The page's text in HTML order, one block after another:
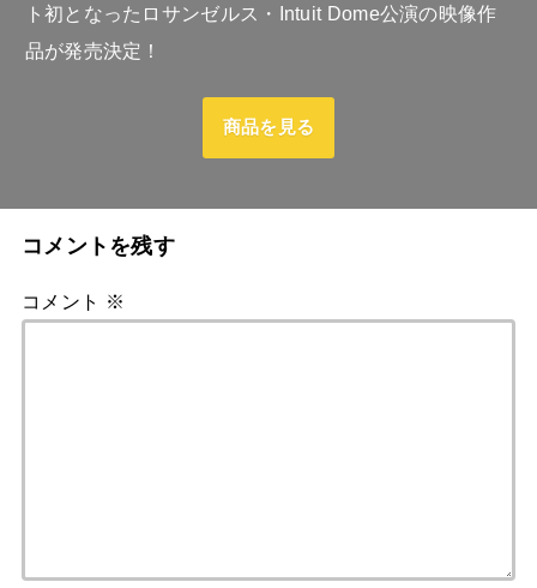
ト初となったロサンゼルス・Intuit Dome公演の映像作
品が発売決定！
商品を見る
コメントを残す
コメント ※